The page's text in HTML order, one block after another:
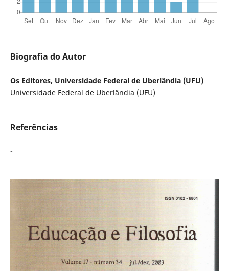
Biografia do Autor
Os Editores, Universidade Federal de Uberlândia (UFU)
Universidade Federal de Uberlândia (UFU)
Referências
-